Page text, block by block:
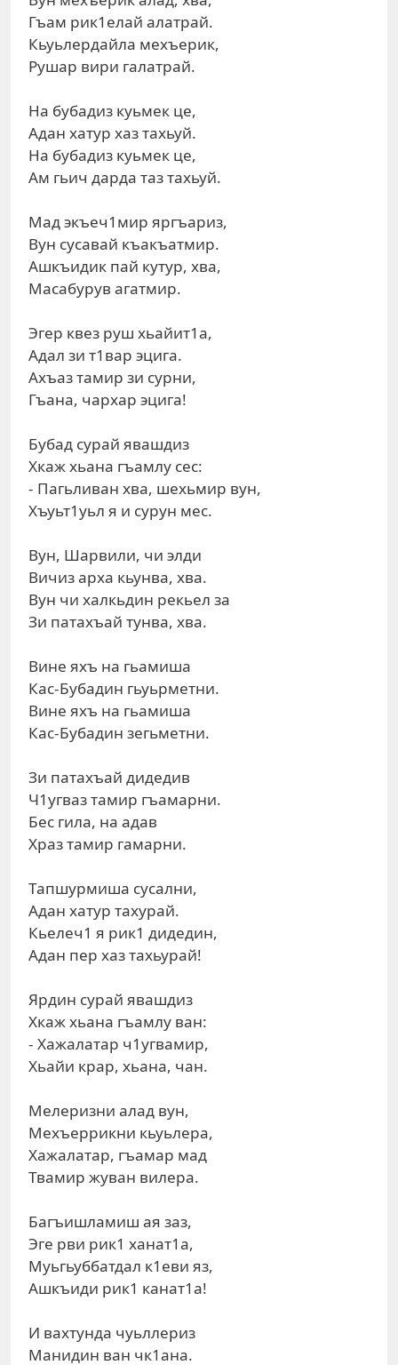
Гъам рик1елай алатрай.
Кьуьлердайла мехъерик,
Рушар вири галатрай.
На бубадиз куьмек це,
Адан хатур хаз тахьуй.
На бубадиз куьмек це,
Ам гьич дарда таз тахьуй.
Мад экъеч1мир яргъариз,
Вун сусавай къакъатмир.
Ашкъидик пай кутур, хва,
Масабурув агатмир.
Эгер квез руш хьайит1а,
Адал зи т1вар эцига.
Ахъаз тамир зи сурни,
Гъана, чархар эцига!
Бубад сурай явашдиз
Хкаж хьана гъамлу сес:
- Пагьливан хва, шехьмир вун,
Хъуьт1уьл я и сурун мес.
Вун, Шарвили, чи элди
Вичиз арха кьунва, хва.
Вун чи халкьдин рекьел за
Зи патахъай тунва, хва.
Вине яхъ на гьамиша
Кас-Бубадин гьуьрметни.
Вине яхъ на гьамиша
Кас-Бубадин зегьметни.
Зи патахъай дидедив
Ч1угваз тамир гъамарни.
Бес гила, на адав
Храз тамир гамарни.
Тапшурмиша сусални,
Адан хатур тахурай.
Кьелеч1 я рик1 дидедин,
Адан пер хаз тахьурай!
Ярдин сурай явашдиз
Хкаж хьана гъамлу ван:
- Хажалатар ч1угвамир,
Хьайи крар, хьана, чан.
Мелеризни алад вун,
Мехъеррикни кьуьлера,
Хажалатар, гъамар мад
Твамир жуван вилера.
Багъишламиш ая заз,
Эге рви рик1 ханат1а,
Муьгьуббатдал к1еви яз,
Ашкъиди рик1 канат1а!
И вахтунда чуьллериз
Манидин ван чк1ана.